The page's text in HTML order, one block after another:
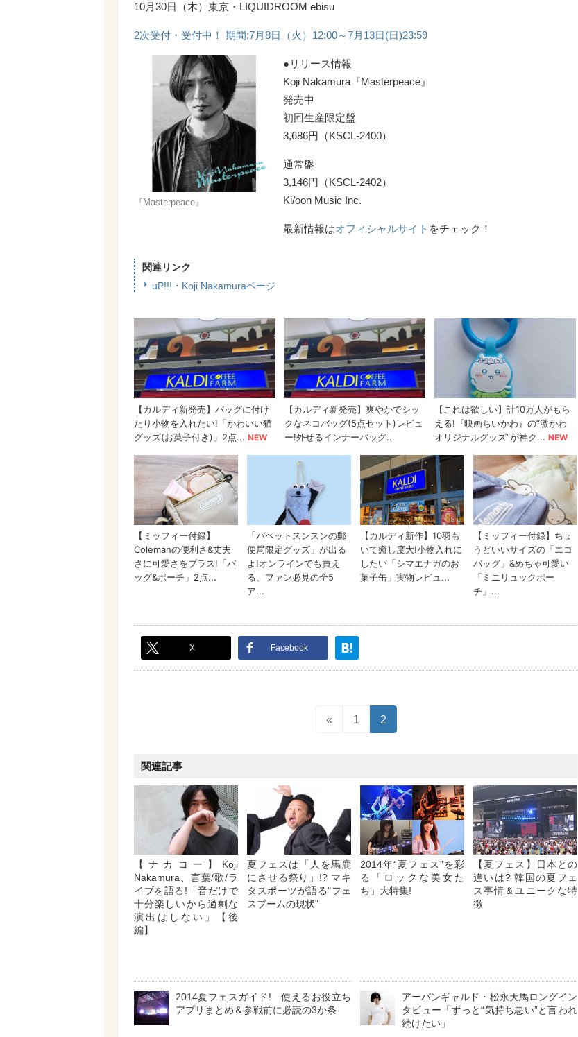
10月30日（木）東京・LIQUIDROOM ebisu
2次受付・受付中！ 期間:7月8日（火）12:00～7月13日(日)23:59
『Masterpeace』
●リリース情報
Koji Nakamura『Masterpeace』
発売中
初回生産限定盤
3,686円（KSCL-2400）
通常盤
3,146円（KSCL-2402）
Ki/oon Music Inc.
最新情報はオフィシャルサイト をチェック！
関連リンク
uP!!!・Koji Nakamuraページ
X Facebook
« 1 2
関連記事
【ナカコー】Koji
Nakamura、言葉/歌/ラ
イブを語る!「音だけで
十分楽しいから過剰な
演出はしない」【後
編】
夏フェスは「人を馬鹿
にさせる祭り」!? マキ
タスポーツが語る"フェ
スブームの現状"
2014年“夏フェス”を彩
る「ロックな美女た
ち」大特集!
【夏フェス】日本との
違いは? 韓国の夏フェ
ス事情＆ユニークな特
徴
2014夏フェスガイド! 使えるお役立ち
アプリまとめ＆参戦前に必読の3か条
アーバンギャルド・松永天馬ロングイン
タビュー「ずっと“気持ち悪い”と言われ
続けたい」